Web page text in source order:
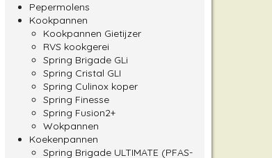
Pepermolens
Kookpannen
Kookpannen Gietijzer
RVS kookgerei
Spring Brigade GLi
Spring Cristal GLI
Spring Culinox koper
Spring Finesse
Spring Fusion2+
Wokpannen
Koekenpannen
Spring Brigade ULTIMATE (PFAS-